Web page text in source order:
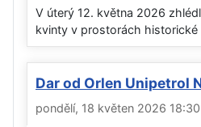
V úterý 12. května 2026
kvinty v prostorách
Dar od Orlen Unipetrol
pondělí, 18 květen 2026 18:30